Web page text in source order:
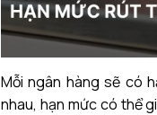
Mỗi ngân hàng sẽ có
nhau, hạn mức có thể